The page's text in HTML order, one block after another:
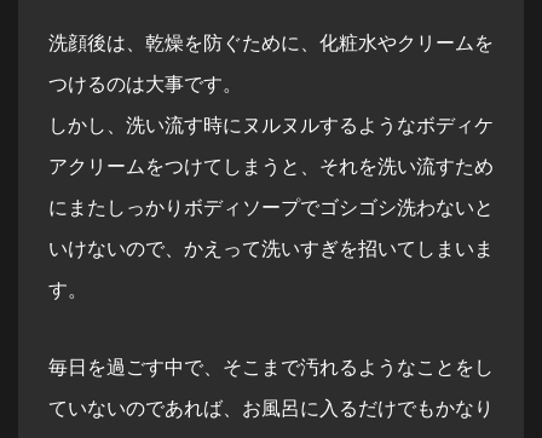
洗顔後は、乾燥を防ぐために、化粧水やクリームを
つけるのは大事です。
しかし、洗い流す時にヌルヌルするようなボディケ
アクリームをつけてしまうと、それを洗い流すため
にまたしっかりボディソープでゴシゴシ洗わないと
いけないので、かえって洗いすぎを招いてしまいま
す。
毎日を過ごす中で、そこまで汚れるようなことをし
ていないのであれば、お風呂に入るだけでもかなり